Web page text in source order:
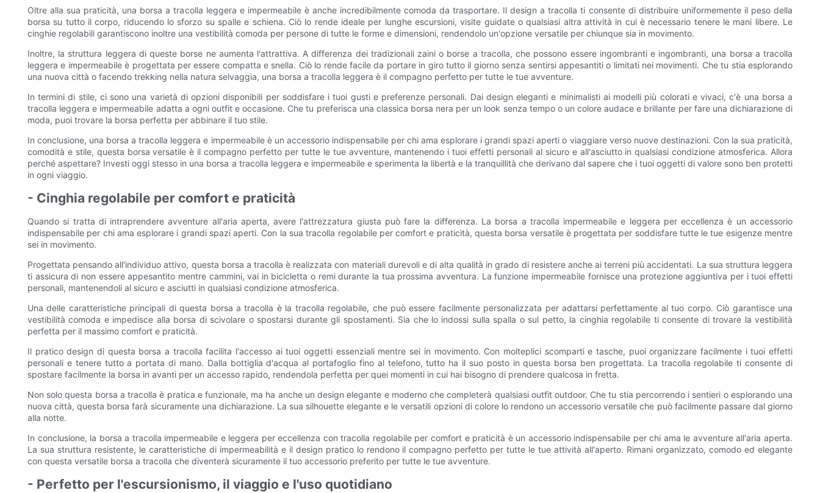
Oltre alla sua praticità, una borsa a tracolla leggera e impermeabile è anche incredibilmente comoda da trasportare. Il design a tracolla ti consente di distribuire uniformemente il peso della
borsa su tutto il corpo, riducendo lo sforzo su spalle e schiena. Ciò lo rende ideale per lunghe escursioni, visite guidate o qualsiasi altra attività in cui è necessario tenere le mani libere. Le
cinghie regolabili garantiscono inoltre una vestibilità comoda per persone di tutte le forme e dimensioni, rendendolo un'opzione versatile per chiunque sia in movimento.
Inoltre, la struttura leggera di queste borse ne aumenta l'attrattiva. A differenza dei tradizionali zaini o borse a tracolla, che possono essere ingombranti e ingombranti, una borsa a tracolla
leggera e impermeabile è progettata per essere compatta e snella. Ciò lo rende facile da portare in giro tutto il giorno senza sentirsi appesantiti o limitati nei movimenti. Che tu stia esplorando
una nuova città o facendo trekking nella natura selvaggia, una borsa a tracolla leggera è il compagno perfetto per tutte le tue avventure.
In termini di stile, ci sono una varietà di opzioni disponibili per soddisfare i tuoi gusti e preferenze personali. Dai design eleganti e minimalisti ai modelli più colorati e vivaci, c'è una borsa a
tracolla leggera e impermeabile adatta a ogni outfit e occasione. Che tu preferisca una classica borsa nera per un look senza tempo o un colore audace e brillante per fare una dichiarazione di
moda, puoi trovare la borsa perfetta per abbinare il tuo stile.
In conclusione, una borsa a tracolla leggera e impermeabile è un accessorio indispensabile per chi ama esplorare i grandi spazi aperti o viaggiare verso nuove destinazioni. Con la sua praticità,
comodità e stile, questa borsa versatile è il compagno perfetto per tutte le tue avventure, mantenendo i tuoi effetti personali al sicuro e all'asciutto in qualsiasi condizione atmosferica. Allora
perché aspettare? Investi oggi stesso in una borsa a tracolla leggera e impermeabile e sperimenta la libertà e la tranquillità che derivano dal sapere che i tuoi oggetti di valore sono ben protetti
in ogni viaggio.
- Cinghia regolabile per comfort e praticità
Quando si tratta di intraprendere avventure all'aria aperta, avere l'attrezzatura giusta può fare la differenza. La borsa a tracolla impermeabile e leggera per eccellenza è un accessorio
indispensabile per chi ama esplorare i grandi spazi aperti. Con la sua tracolla regolabile per comfort e praticità, questa borsa versatile è progettata per soddisfare tutte le tue esigenze mentre
sei in movimento.
Progettata pensando all'individuo attivo, questa borsa a tracolla è realizzata con materiali durevoli e di alta qualità in grado di resistere anche ai terreni più accidentati. La sua struttura leggera
ti assicura di non essere appesantito mentre cammini, vai in bicicletta o remi durante la tua prossima avventura. La funzione impermeabile fornisce una protezione aggiuntiva per i tuoi effetti
personali, mantenendoli al sicuro e asciutti in qualsiasi condizione atmosferica.
Una delle caratteristiche principali di questa borsa a tracolla è la tracolla regolabile, che può essere facilmente personalizzata per adattarsi perfettamente al tuo corpo. Ciò garantisce una
vestibilità comoda e impedisce alla borsa di scivolare o spostarsi durante gli spostamenti. Sia che lo indossi sulla spalla o sul petto, la cinghia regolabile ti consente di trovare la vestibilità
perfetta per il massimo comfort e praticità.
Il pratico design di questa borsa a tracolla facilita l'accesso ai tuoi oggetti essenziali mentre sei in movimento. Con molteplici scomparti e tasche, puoi organizzare facilmente i tuoi effetti
personali e tenere tutto a portata di mano. Dalla bottiglia d'acqua al portafoglio fino al telefono, tutto ha il suo posto in questa borsa ben progettata. La tracolla regolabile ti consente di
spostare facilmente la borsa in avanti per un accesso rapido, rendendola perfetta per quei momenti in cui hai bisogno di prendere qualcosa in fretta.
Non solo questa borsa a tracolla è pratica e funzionale, ma ha anche un design elegante e moderno che completerà qualsiasi outfit outdoor. Che tu stia percorrendo i sentieri o esplorando una
nuova città, questa borsa farà sicuramente una dichiarazione. La sua silhouette elegante e le versatili opzioni di colore lo rendono un accessorio versatile che può facilmente passare dal giorno
alla notte.
In conclusione, la borsa a tracolla impermeabile e leggera per eccellenza con tracolla regolabile per comfort e praticità è un accessorio indispensabile per chi ama le avventure all'aria aperta.
La sua struttura resistente, le caratteristiche di impermeabilità e il design pratico lo rendono il compagno perfetto per tutte le tue attività all'aperto. Rimani organizzato, comodo ed elegante
con questa versatile borsa a tracolla che diventerà sicuramente il tuo accessorio preferito per tutte le tue avventure.
- Perfetto per l'escursionismo, il viaggio e l'uso quotidiano